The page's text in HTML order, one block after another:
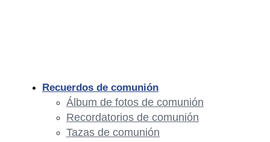
Recuerdos de comunión
Álbum de fotos de comunión
Recordatorios de comunión
Tazas de comunión